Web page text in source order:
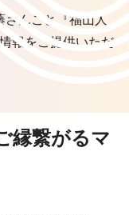
んこと『福山人
報をご提供いただ
縁繋がるマ